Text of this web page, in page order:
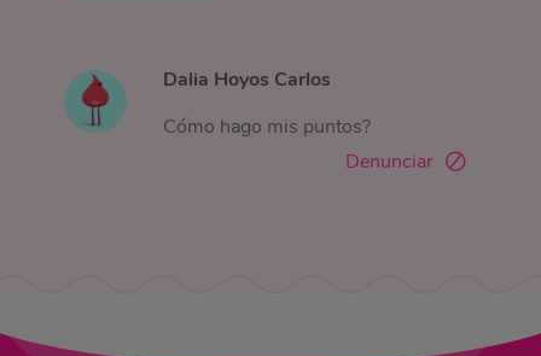
Dalia Hoyos Carlos
Cómo hago mis puntos?
Denunciar